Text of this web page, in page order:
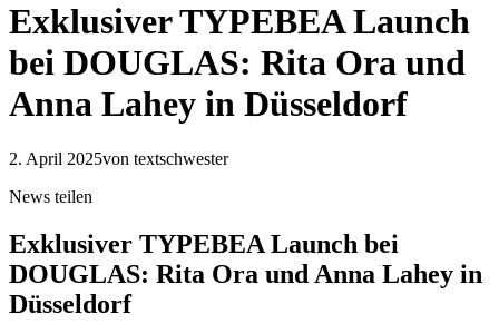
Exklusiver TYPEBEA Launch
bei DOUGLAS: Rita Ora und
Anna Lahey in Düsseldorf
2. April 2025von textschwester
News teilen
Exklusiver TYPEBEA Launch bei
DOUGLAS: Rita Ora und Anna Lahey in
Düsseldorf